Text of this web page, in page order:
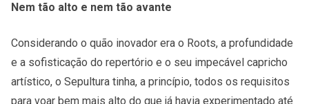
Nem tão alto e nem tão avante
Considerando o quão inovador era o Roots, a profundidade
e a sofisticação do repertório e o seu impecável capricho
artístico, o Sepultura tinha, a princípio, todos os requisitos
para voar bem mais alto do que já havia experimentado até